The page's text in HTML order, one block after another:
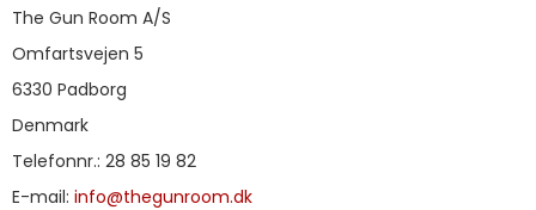
The Gun Room A/S
Omfartsvejen 5
6330 Padborg
Denmark
Telefonnr.: 28 85 19 82
E-mail: info@thegunroom.dk